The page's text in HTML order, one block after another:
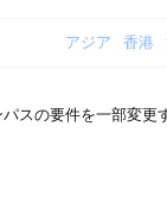
アジア 香港
スの要件を一部変更